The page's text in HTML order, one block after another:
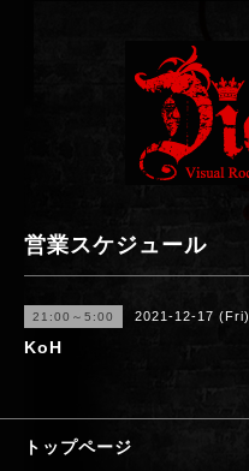
営業スケジュール
21:00～5:00 2021-12-17 (Fri)
KoH
トップページ